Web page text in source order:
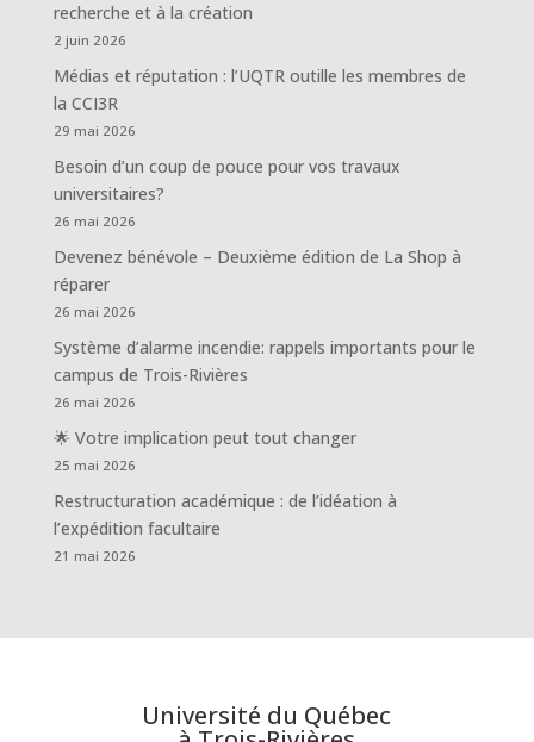
recherche et à la création
2 juin 2026
Médias et réputation : l’UQTR outille les membres de
la CCI3R
29 mai 2026
Besoin d’un coup de pouce pour vos travaux
universitaires?
26 mai 2026
Devenez bénévole – Deuxième édition de La Shop à
réparer
26 mai 2026
Système d’alarme incendie: rappels importants pour le
campus de Trois-Rivières
26 mai 2026
🌟 Votre implication peut tout changer
25 mai 2026
Restructuration académique : de l’idéation à
l’expédition facultaire
21 mai 2026
Université du Québec